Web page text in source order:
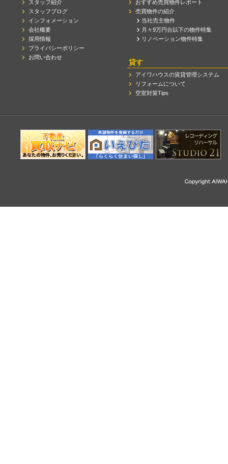
スタッフ紹介
スタッフブログ
インフォメーション
会社概要
採用情報
プライバシーポリシー
お問い合わせ
おすすめ売買物件レポート
売買物件の紹介
当社売主物件
月々9万円台以下の物件特集
リノベーション物件特集
貸す
アイワハウスの賃貸管理システム
リフォームについて
空室対策Tips